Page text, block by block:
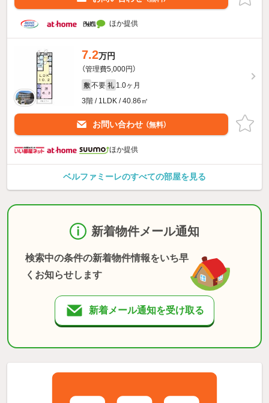
ほか提供
7.2万円
（管理費5,000円）
敷 不要 礼 1.0ヶ月
3階 / 1LDK / 40.86㎡
お問い合わせ （無料）
ほか提供
ベルファミーレのすべての部屋を見る
新着物件メール通知
検索中の条件の新着物件情報をいち早
くお知らせします
新着メール通知を受け取る